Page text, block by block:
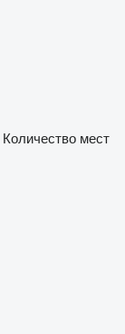
Количество мест